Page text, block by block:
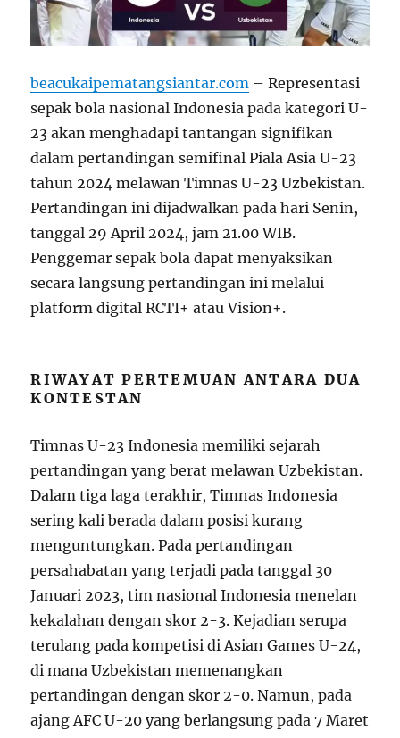
beacukaipematangsiantar.com – Representasi
sepak bola nasional Indonesia pada kategori U-
23 akan menghadapi tantangan signifikan
dalam pertandingan semifinal Piala Asia U-23
tahun 2024 melawan Timnas U-23 Uzbekistan.
Pertandingan ini dijadwalkan pada hari Senin,
tanggal 29 April 2024, jam 21.00 WIB.
Penggemar sepak bola dapat menyaksikan
secara langsung pertandingan ini melalui
platform digital RCTI+ atau Vision+.
RIWAYAT PERTEMUAN ANTARA DUA
KONTESTAN
Timnas U-23 Indonesia memiliki sejarah
pertandingan yang berat melawan Uzbekistan.
Dalam tiga laga terakhir, Timnas Indonesia
sering kali berada dalam posisi kurang
menguntungkan. Pada pertandingan
persahabatan yang terjadi pada tanggal 30
Januari 2023, tim nasional Indonesia menelan
kekalahan dengan skor 2-3. Kejadian serupa
terulang pada kompetisi di Asian Games U-24,
di mana Uzbekistan memenangkan
pertandingan dengan skor 2-0. Namun, pada
ajang AFC U-20 yang berlangsung pada 7 Maret